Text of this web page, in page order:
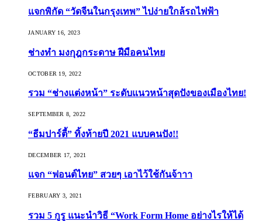
แจกพิกัด “วัดจีนในกรุงเทพ” ไปง่ายใกล้รถไฟฟ้า
JANUARY 16, 2023
ช่างทำ มงกุฎกระดาษ ฝีมือคนไทย
OCTOBER 19, 2022
รวม “ช่างแต่งหน้า” ระดับแนวหน้าสุดปังของเมืองไทย!
SEPTEMBER 8, 2022
“ธีมปาร์ตี้” ทิ้งท้ายปี 2021 แบบคนปัง!!
DECEMBER 17, 2021
แจก “ฟอนต์ไทย” สวยๆ เอาไว้ใช้กันจ้าาา
FEBRUARY 3, 2021
รวม 5 กูรู แนะนำวิธี “Work Form Home อย่างไรให้ได้